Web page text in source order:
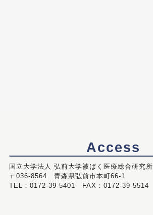
Access
国立大学法人 弘前大学被ばく医療総合研究所
〒036-8564 青森県弘前市本町66-1
TEL：0172-39-5401 FAX：0172-39-5514